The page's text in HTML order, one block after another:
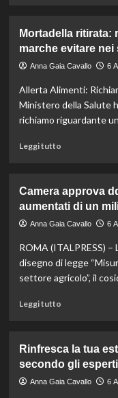
Il
cavallo:
una
indispensabile
per
l’agricoltura
Mortadella
marche evitare nei
Anna Gaia Cavallo 6
Allerta Alimenti:
Ministero della Salute
richiamo riguardante
Leggi tuttoLeggi
Mortadella
ritirata:
rischio
scopri
quali
marche
Camera approva
aumentati di un
Anna Gaia Cavallo 6
ROMA (ITALPRESS) –
disegno di legge
settore agricolo”, il
Leggi tuttoLeggi
Camera
approva
ddl
Rinfresca la tua
secondo gli
Anna Gaia Cavallo 6